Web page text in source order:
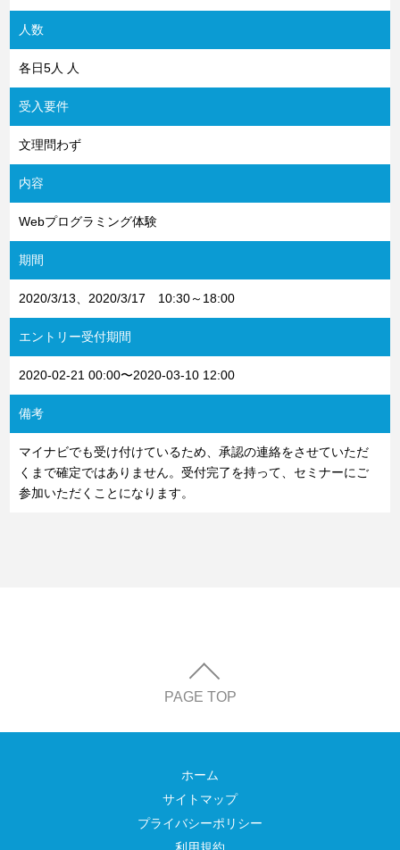
人数
各日5人 人
受入要件
文理問わず
内容
Webプログラミング体験
期間
2020/3/13、2020/3/17 10:30～18:00
エントリー受付期間
2020-02-21 00:00〜2020-03-10 12:00
備考
マイナビでも受け付けているため、承認の連絡をさせていただ
くまで確定ではありません。受付完了を持って、セミナーにご
参加いただくことになります。
PAGE TOP
ホーム
サイトマップ
プライバシーポリシー
利用規約